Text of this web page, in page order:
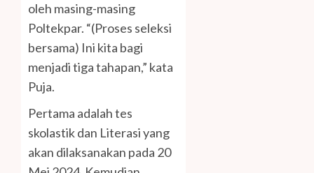
oleh masing-masing
Poltekpar. “(Proses seleksi
bersama) Ini kita bagi
menjadi tiga tahapan,” kata
Puja.
Pertama adalah tes
skolastik dan Literasi yang
akan dilaksanakan pada 20